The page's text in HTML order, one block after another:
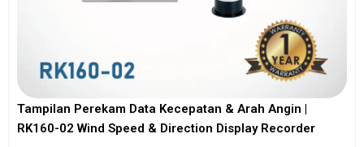
Tampilan Perekam Data Kecepatan & Arah Angin |
RK160-02 Wind Speed & Direction Display Recorder